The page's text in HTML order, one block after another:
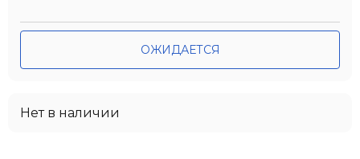
ОЖИДАЕТСЯ
Нет в наличии